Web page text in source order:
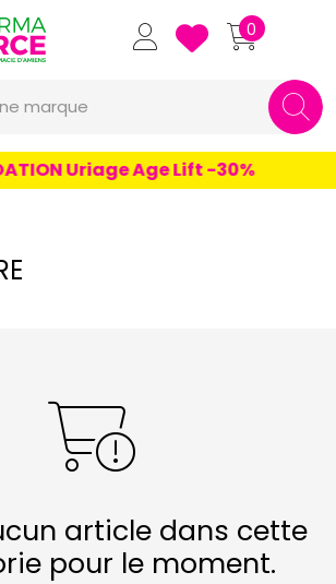
Pharmaforce Grande Pharmacie
0
conseil
produit
marque
Uriage Age Lift -30%
article dans cette
pour le moment.